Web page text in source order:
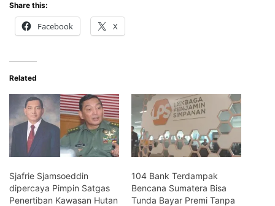
Share this:
Facebook X
Related
Sjafrie Sjamsoeddin
dipercaya Pimpin Satgas
Penertiban Kawasan Hutan
104 Bank Terdampak
Bencana Sumatera Bisa
Tunda Bayar Premi Tanpa